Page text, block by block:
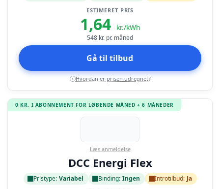
ESTIMERET PRIS
1,64 kr./kWh
548 kr. pr. måned
Gå til tilbud
i Hvordan er prisen udregnet?
0 KR. I ABONNEMENT FOR LØBENDE MÅNED + 6 MÅNEDER
Læs anmeldelse
DCC Energi Flex
Pristype: Variabel Binding: Ingen Introtilbud: Ja